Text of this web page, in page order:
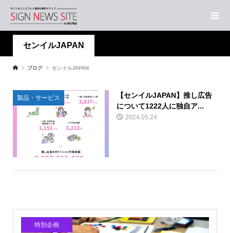
センイルJAPAN
ブログ センイルJAPAN
製品・サービス
【センイルJAPAN】推し広告
について1222人に独自ア...
2024.05.24
特別企画